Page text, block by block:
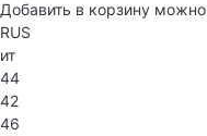
Добавить в корзину
RUS
ит
44
42
46